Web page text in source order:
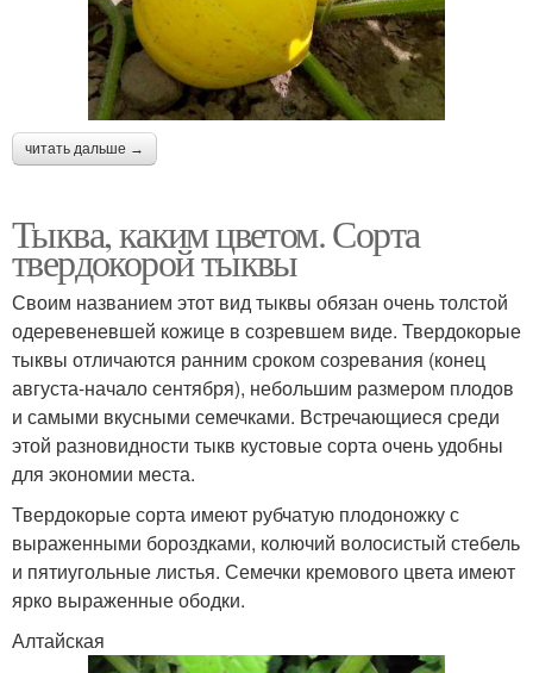
читать дальше →
Тыква, каким цветом. Сорта
твердокорой тыквы
Своим названием этот вид тыквы обязан очень толстой
одеревеневшей кожице в созревшем виде. Твердокорые
тыквы отличаются ранним сроком созревания (конец
августа-начало сентября), небольшим размером плодов
и самыми вкусными семечками. Встречающиеся среди
этой разновидности тыкв кустовые сорта очень удобны
для экономии места.
Твердокорые сорта имеют рубчатую плодоножку с
выраженными бороздками, колючий волосистый стебель
и пятиугольные листья. Семечки кремового цвета имеют
ярко выраженные ободки.
Алтайская